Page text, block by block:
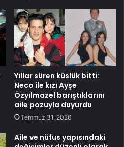
Yıllar süren küslük bitti:
Neco ile kızı Ayşe
Özyılmazel barıştıklarını
aile pozuyla duyurdu
Temmuz 31, 2026
Aile ve nüfus yapısındaki